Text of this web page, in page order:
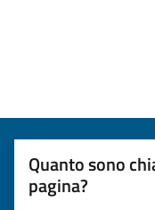
Quanto sono
pagina?